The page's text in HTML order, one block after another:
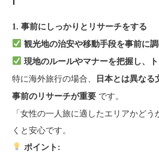
1. 事前にしっかりとリサーチをする
観光地の治安や移動手段を事前に調
現地のルールやマナーを把握し、
特に海外旅行の場合、
日本とは異なる
事前のリサーチが重要 です。
「女性の一人旅に適したエリアかど
くと安心です。
ポイント: